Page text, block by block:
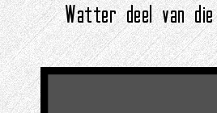
Watter deel van die